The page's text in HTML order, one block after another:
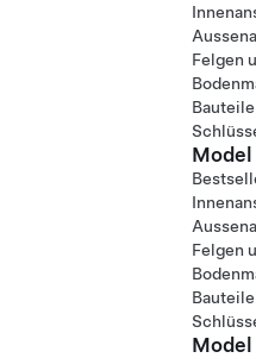
Felgen
Bauteile
Model
Felgen
Bauteile
Model